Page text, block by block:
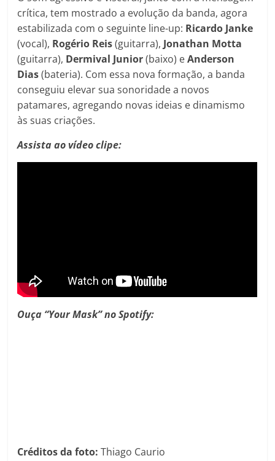
crítica, tem mostrado a evolução da banda, agora
estabilizada com o seguinte line-up: Ricardo Janke
(vocal), Rogério Reis(guitarra), Jonathan Motta
(guitarra), Dermival Junior(baixo) eAnderson
Dias(bateria). Com essa nova formação, a banda
conseguiu elevar sua sonoridade a novos
patamares, agregando novas ideias e dinamismo
às suas criações.
Assista ao vídeo clipe:
Ouça “Your Mask” no Spotify:
Créditos da foto: Thiago Caurio